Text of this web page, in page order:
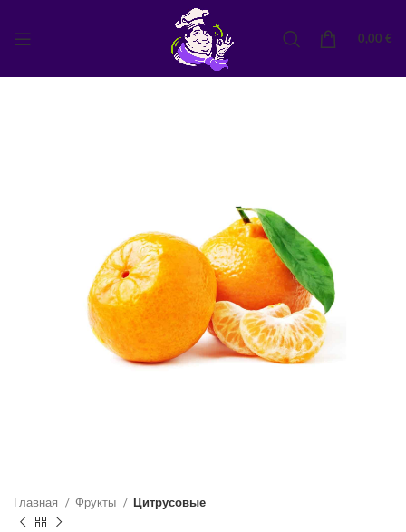
0,00 €
Главная Фрукты Цитрусовые